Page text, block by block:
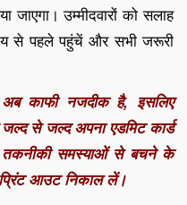
जाएगा। उम्मीदवारों को सलाह
से पहले पहुंचें और सभी जरूरी
अब काफी नजदीक है, इसलिए
जल्द से जल्द अपना एडमिट कार्ड
समस्याओं से बचने के
प्रिंट आउट निकाल लें।